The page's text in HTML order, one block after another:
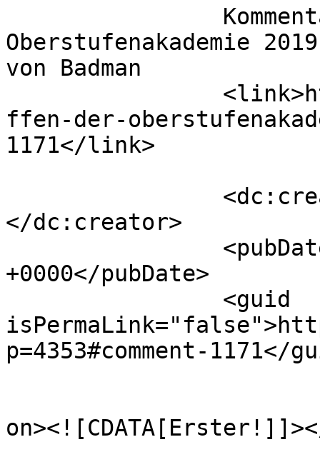
Oberstufenakademie
von Badman		</title>
ffen-der-
1171</link>
</dc:creator>
+0000</pubDate>
p=4353#comment-1171</